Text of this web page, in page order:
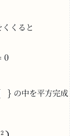
くくると
の中を平方完成